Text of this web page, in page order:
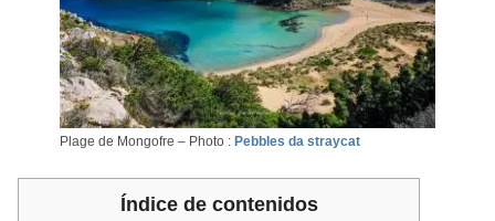
Plage de Mongofre – Photo : Pebbles da straycat
Índice de contenidos